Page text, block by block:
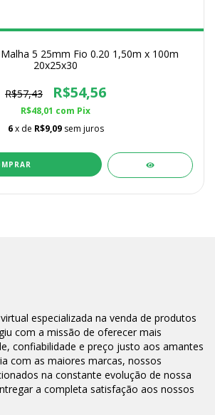
5 25mm Fio 0.20 1,50m x 100m
20x25x30
R$57,43 R$54,56
R$48,01 com Pix
6 x de R$9,09 sem juros
especializada na venda de produtos
com a missão de oferecer mais
confiabilidade e preço justo aos amantes
com as maiores marcas, nossos
na constante evolução de nossa
a completa satisfação aos nossos